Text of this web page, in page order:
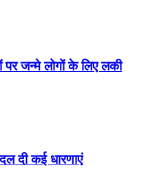
पर जन्मे लोगों के लिए लकी
दी कई धारणाएं